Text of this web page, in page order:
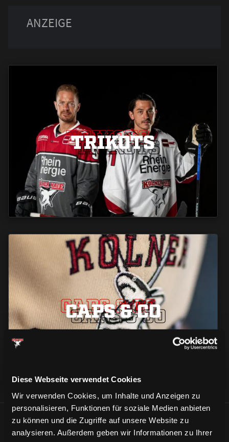
Diese Webseite verwendet Cookies
Wir verwenden Cookies, um Inhalte und Anzeigen zu
personalisieren, Funktionen für soziale Medien anbieten
zu können und die Zugriffe auf unsere Website zu
analysieren. Außerdem geben wir Informationen zu Ihrer
TRIKOTS
TRIKOTS
TRIKOTS
CAPS & CO
CAPS & CO
CAPS & CO
ÄHNLICHE NEWS